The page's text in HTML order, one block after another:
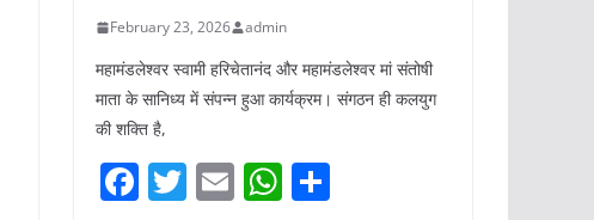
February 23, 2026 admin
महामंडलेश्वर स्वामी हरिचेतानंद और महामंडलेश्वर मां संतोषी
माता के सानिध्य में संपन्न हुआ कार्यक्रम। संगठन ही कलयुग
की शक्ति है,
F T E W